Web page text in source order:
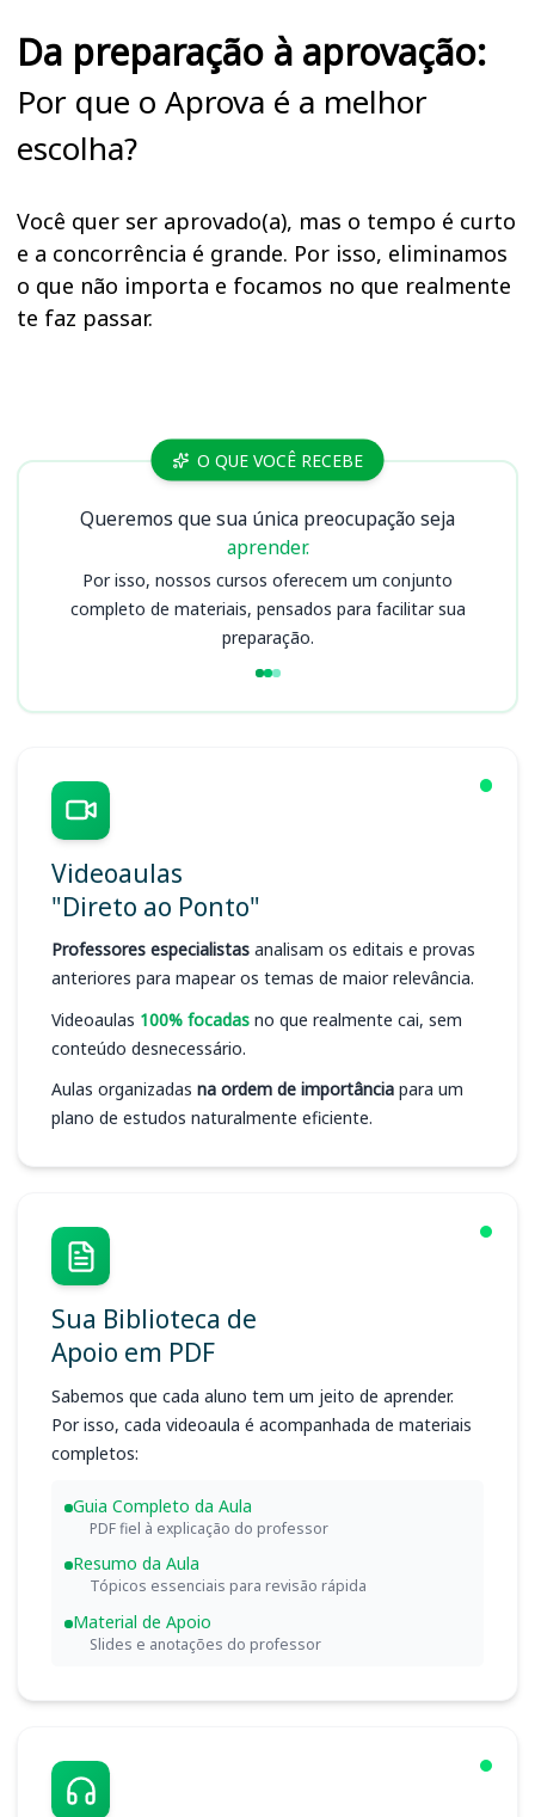
Da preparação à aprovação:
Por que o Aprova é a melhor
escolha?
Você quer ser aprovado(a), mas o tempo é curto
e a concorrência é grande. Por isso, eliminamos
o que não importa e focamos no que realmente
te faz passar.
Cursos UNIRV (GO)
O QUE VOCÊ RECEBE
Queremos que sua única preocupação seja
aprender.
Por isso, nossos cursos oferecem um conjunto
completo de materiais, pensados para facilitar sua
preparação.
Videoaulas
"Direto ao Ponto"
Professores especialistas analisam os editais e provas
anteriores para mapear os temas de maior relevância.
Videoaulas 100% focadas no que realmente cai, sem
conteúdo desnecessário.
Aulas organizadas na ordem de importância para um
plano de estudos naturalmente eficiente.
Sua Biblioteca de
Apoio em PDF
Sabemos que cada aluno tem um jeito de aprender.
Por isso, cada videoaula é acompanhada de materiais
completos:
Guia Completo da Aula
PDF fiel à explicação do professor
Resumo da Aula
Tópicos essenciais para revisão rápida
Material de Apoio
Slides e anotações do professor